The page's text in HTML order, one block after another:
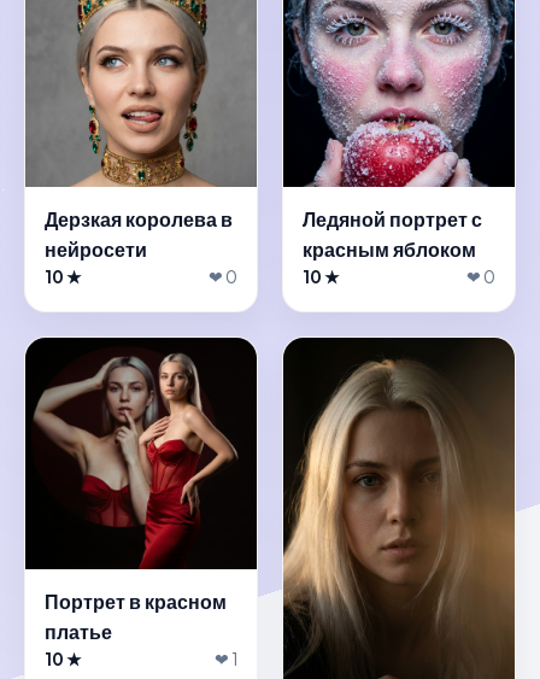
Дерзкая королева в
нейросети
10 ★ ❤ 0
Ледяной портрет с
красным яблоком
10 ★ ❤ 0
Портрет в красном
платье
10 ★ ❤ 1